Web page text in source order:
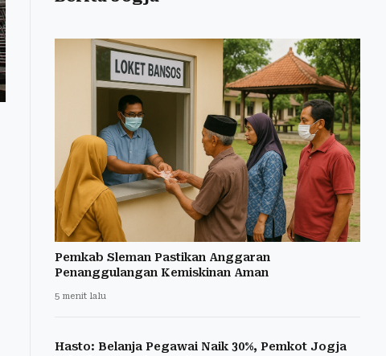
Pemkab Sleman Pastikan Anggaran
Penanggulangan Kemiskinan Aman
5 menit lalu
Hasto: Belanja Pegawai Naik 30%, Pemkot Jogja